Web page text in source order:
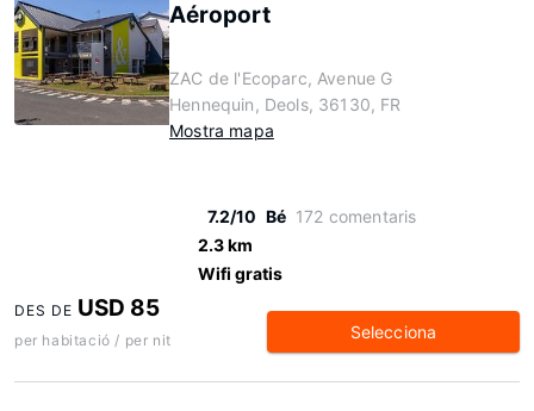
Aéroport
ZAC de l'Ecoparc, Avenue G
Hennequin, Deols, 36130, FR
Mostra mapa
7.2/10 Bé 172 comentaris
2.3 km
Wifi gratis
DES DE USD 85
per habitació / per nit Selecciona